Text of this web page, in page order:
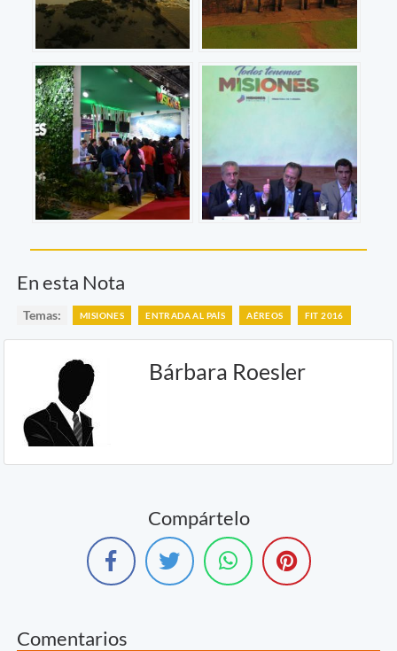
En esta Nota
Temas: MISIONES ENTRADA AL PAÍS AÉREOS FIT 2016
Bárbara Roesler
Compártelo
Comentarios